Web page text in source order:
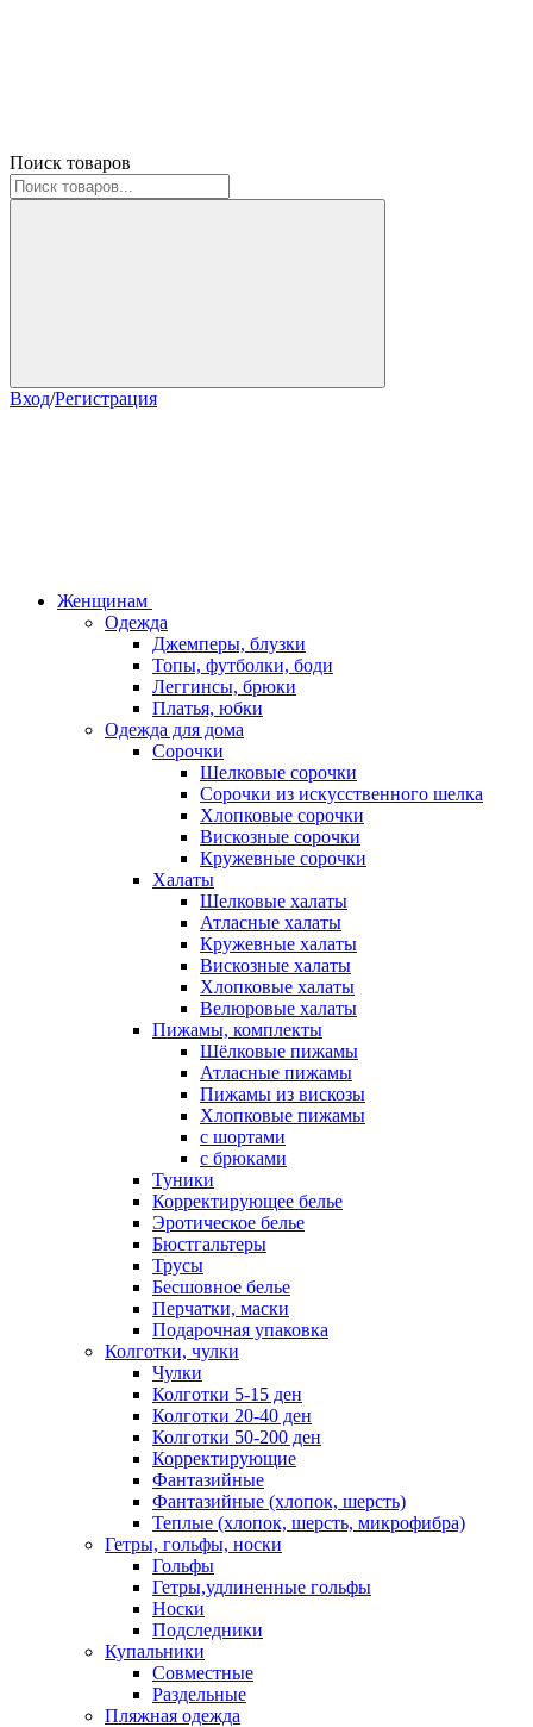
Поиск товаров
Вход/Регистрация
Женщинам
Одежда
Джемперы, блузки
Топы, футболки, боди
Леггинсы, брюки
Платья, юбки
Одежда для дома
Сорочки
Шелковые сорочки
Сорочки из искусственного шелка
Хлопковые сорочки
Вискозные сорочки
Кружевные сорочки
Халаты
Шелковые халаты
Атласные халаты
Кружевные халаты
Вискозные халаты
Хлопковые халаты
Велюровые халаты
Пижамы, комплекты
Шёлковые пижамы
Атласные пижамы
Пижамы из вискозы
Хлопковые пижамы
с шортами
с брюками
Туники
Корректирующее белье
Эротическое белье
Бюстгальтеры
Трусы
Бесшовное белье
Перчатки, маски
Подарочная упаковка
Колготки, чулки
Чулки
Колготки 5-15 ден
Колготки 20-40 ден
Колготки 50-200 ден
Корректирующие
Фантазийные
Фантазийные (хлопок, шерсть)
Теплые (хлопок, шерсть, микрофибра)
Гетры, гольфы, носки
Гольфы
Гетры,удлиненные гольфы
Носки
Подследники
Купальники
Совместные
Раздельные
Пляжная одежда